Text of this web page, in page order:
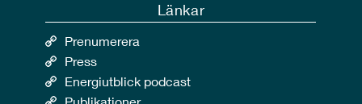
Länkar
Prenumerera
Press
Energiutblick podcast